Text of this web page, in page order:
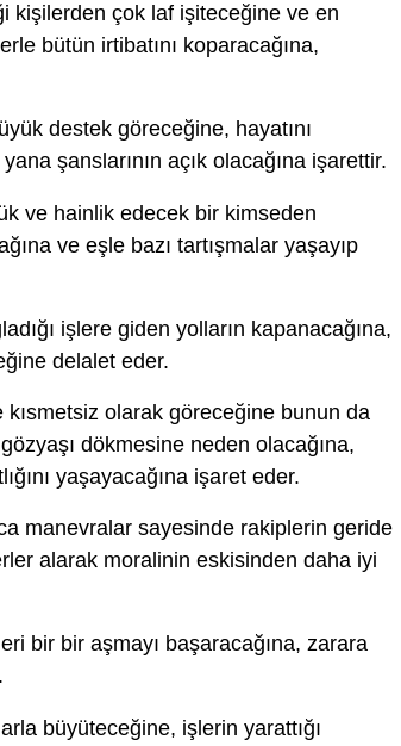
kişilerden çok laf işiteceğine ve en
bütün irtibatını koparacağına,
destek göreceğine, hayatını
şanslarının açık olacağına işarettir.
ve hainlik edecek bir kimseden
ve eşle bazı tartışmalar yaşayıp
işlere giden yolların kapanacağına,
delalet eder.
olarak göreceğine bunun da
dökmesine neden olacağına,
yaşayacağına işaret eder.
manevralar sayesinde rakiplerin geride
alarak moralinin eskisinden daha iyi
bir bir aşmayı başaracağına, zarara
büyüteceğine, işlerin yarattığı